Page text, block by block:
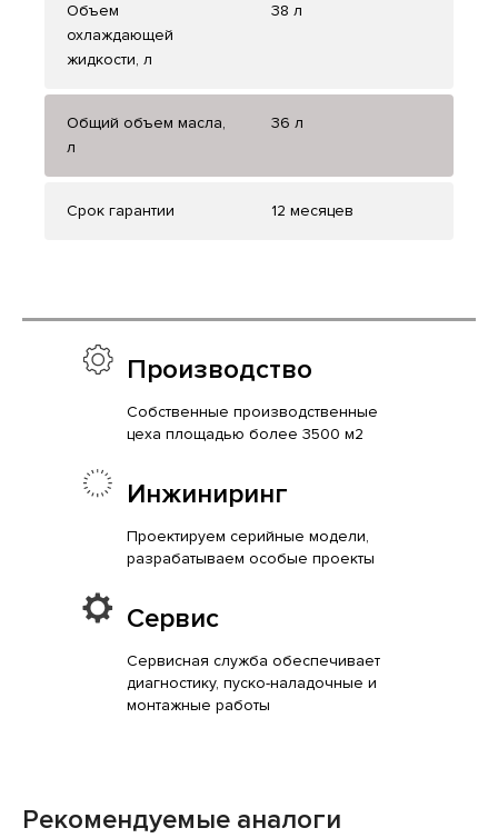
Объем
охлаждающей
жидкости, л
38 л
Общий объем масла,
л
36 л
Срок гарантии 12 месяцев
Производство
Собственные производственные
цеха площадью более 3500 м2
Инжиниринг
Проектируем серийные модели,
разрабатываем особые проекты
Сервис
Сервисная служба обеспечивает
диагностику, пуско-наладочные и
монтажные работы
Рекомендуемые аналоги